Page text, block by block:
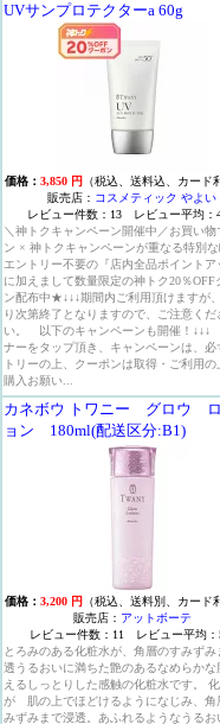
UVサンプロテクターa 60g
価格： 3,850 円 （税込、送料込、カード
販売店： コスメティック やよい
レビュー件数：13 レビュー平均：
＼神トクキャンペーン開催中／お買い物
ン × 神トクキャンペーンが重なる特別
エントリー不要の『店内全品ポイントア
に加えまして数量限定の神トク20％OFF
ン配布中★↓↓↓期間内ご利用頂けますが
り次第終了となりますので、ご注意くだ
い。 以下のキャンペーンも開催！↓↓↓
ナーをタップ頂き、キャンペーンは、必
トリーの上、クーポンは取得・ご利用の
購入お願い...
カネボウ トワニー グロウ
ョン 180ml(配送区分:B1)
価格： 3,200 円 （税込、送料別、カード
販売店： アットボーテ
レビュー件数：11 レビュー平均：
とろみのある化粧水が、角層のすみずみ
透うるおいに満ちた艶のあるなめらかな
えるしっとりした感触の化粧水です。
が 肌の上でほどけるようになじみ、角
みずみまで浸透。あふれるようなうるお